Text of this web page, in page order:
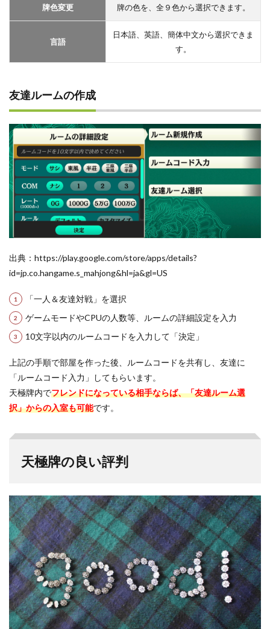
牌色変更 牌の色を、全９色から選択できます。
言語
日本語、英語、簡体中文から選択できま
す。
友達ルームの作成
出典：https://play.google.com/store/apps/details?
id=jp.co.hangame.s_mahjong&hl=ja&gl=US
「一人＆友達対戦」を選択
ゲームモードやCPUの人数等、ルームの詳細設定を入力
10文字以内のルームコードを入力して「決定」
上記の手順で部屋を作った後、ルームコードを共有し、友達に
「ルームコード入力」してもらいます。
天極牌内でフレンドになっている相手ならば、「友達ルーム選
択」からの入室も可能です。
天極牌の良い評判